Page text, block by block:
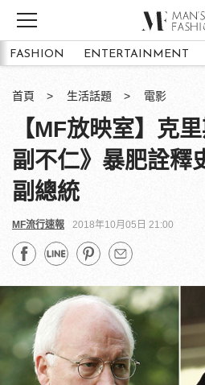
FASHION ENTERTAINMENT
首頁 生活話題 電影
【MF放映室】克
副不仁》暴肥詮釋
副總統
MF流行速報 2018年10月05日 21:00